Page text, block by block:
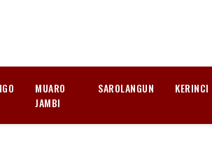
MUARO
JAMBI
SAROLANGUN KERINCI